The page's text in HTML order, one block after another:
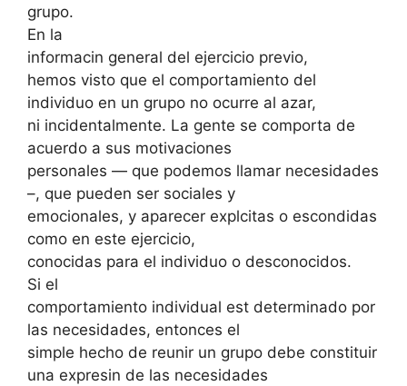
grupo.
En la
informacin general del ejercicio previo,
hemos visto que el comportamiento del
individuo en un grupo no ocurre al azar,
ni incidentalmente. La gente se comporta de
acuerdo a sus motivaciones
personales — que podemos llamar necesidades
–, que pueden ser sociales y
emocionales, y aparecer explcitas o escondidas
como en este ejercicio,
conocidas para el individuo o desconocidos.
Si el
comportamiento individual est determinado por
las necesidades, entonces el
simple hecho de reunir un grupo debe constituir
una expresin de las necesidades